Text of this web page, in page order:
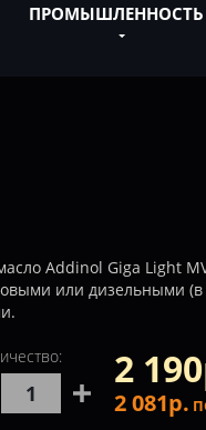
ПРОМЫШЛЕННОСТЬ
Addinol Giga Light
или дизельными (в
2
2 081р.